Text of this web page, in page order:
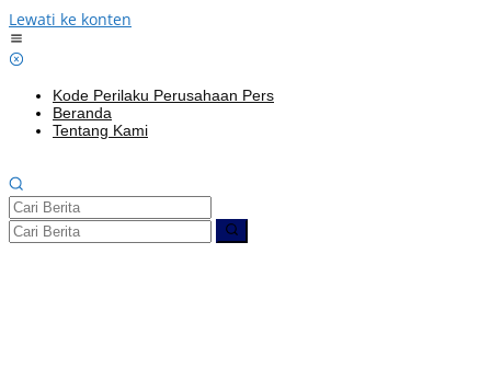
Lewati ke konten
Kode Perilaku Perusahaan Pers
Beranda
Tentang Kami